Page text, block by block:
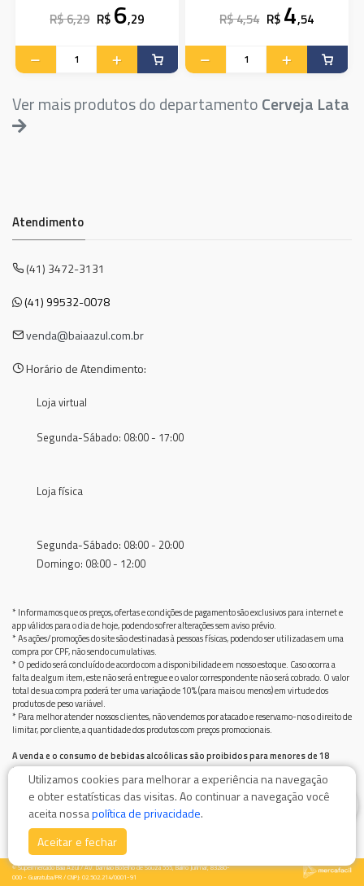
R$ 6,29 R$ 6,29 R$ 4,54 R$ 4,54
Ver mais produtos do departamentoCerveja Lata
Atendimento
(41) 3472-3131
(41) 99532-0078
venda@baiaazul.com.br
Horário de Atendimento:
Loja virtual
Segunda-Sábado: 08:00 - 17:00
Loja física
Segunda-Sábado: 08:00 - 20:00
Domingo: 08:00 - 12:00
* Informamos que os preços, ofertas e condições de pagamento são exclusivos para internet e
app válidos para o dia de hoje, podendo sofrer alterações sem aviso prévio.
* As ações/promoções do site são destinadas à pessoas físicas, podendo ser utilizadas em uma
compra por CPF, não sendo cumulativas.
* O pedido será concluído de acordo com a disponibilidade em nosso estoque. Caso ocorra a
falta de algum item, este não será entregue e o valor correspondente não será cobrado. O valor
total de sua compra poderá ter uma variação de 10% (para mais ou menos) em virtude dos
produtos de peso variável.
* Para melhor atender nossos clientes, não vendemos por atacado e reservamo-nos o direito de
limitar, por cliente, a quantidade dos produtos com preços promocionais.
A venda e o consumo de bebidas alcoólicas são proibidos para menores de 18
anos.
Bebida alcoólica pode causar dependência química e, em excesso, provoca graves males à saúde.
Beba com moderação
© Supermercado Baía Azul / AV. Damiao Botelho de Souza 555, Bairro Jurimar, 83280-
000 - Guaratuba/PR / CNPJ: 02.502.214/0001-91
Utilizamos cookies para melhorar a experiência na navegação
e obter estatísticas das visitas. Ao continuar a navegação você
aceita nossapolítica de privacidade.
Aceitar e fechar